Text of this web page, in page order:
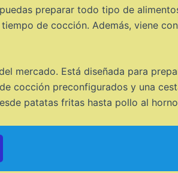
preparar todo tipo de
de cocción. Además, viene
mercado. Está diseñada para
cocción preconfigurados y una
patatas fritas hasta pollo al